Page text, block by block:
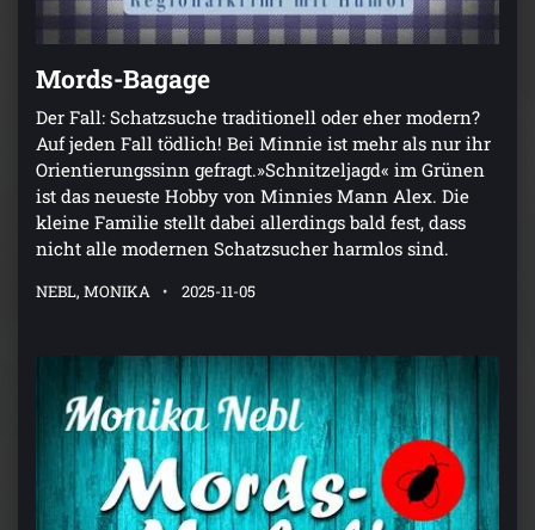
Mords-Bagage
Der Fall: Schatzsuche traditionell oder eher modern?
Auf jeden Fall tödlich! Bei Minnie ist mehr als nur ihr
Orientierungssinn gefragt.»Schnitzeljagd« im Grünen
ist das neueste Hobby von Minnies Mann Alex. Die
kleine Familie stellt dabei allerdings bald fest, dass
nicht alle modernen Schatzsucher harmlos sind.
NEBL, MONIKA 2025-11-05